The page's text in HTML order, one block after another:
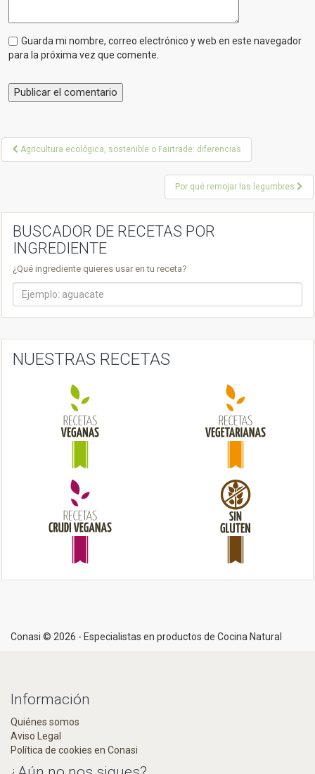
Guarda mi nombre, correo electrónico y web en este navegador
para la próxima vez que comente.
P
t
i
g
Agricultura ecológica, sostenible o Fairtrade: diferencias
Por qué remojar las legumbres
BUSCADOR DE RECETAS POR
INGREDIENTE
¿Qué ingrediente quieres usar en tu receta?
NUESTRAS RECETAS
Conasi © 2026 - Especialistas en productos de Cocina Natural
Información
Quiénes somos
Aviso Legal
Política de cookies en Conasi